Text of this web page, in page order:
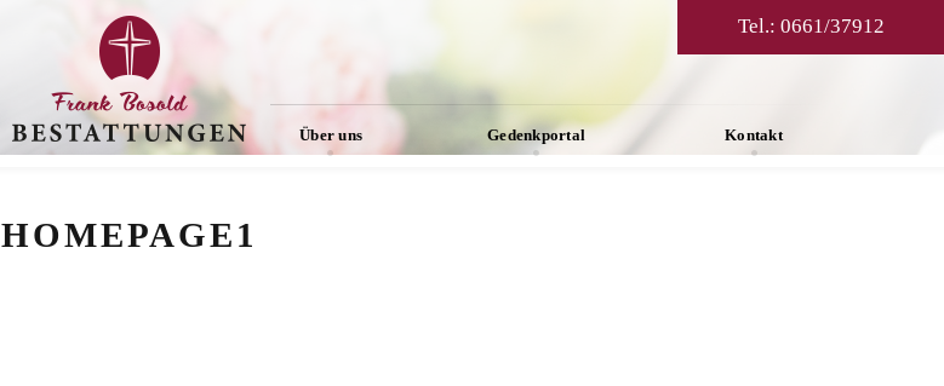
Über uns Gedenkportal Kontakt
Tel.: 0661/37912
HOMEPAGE1